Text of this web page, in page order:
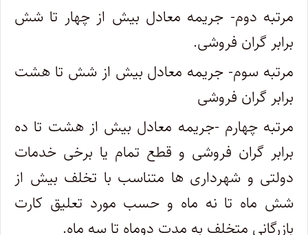
مرتبه دوم- جریمه معادل بیش از چهار تا شش
برابر گران فروشی.
مرتبه سوم- جریمه معادل بیش از شش تا هشت
برابر گران فروشی
مرتبه چهارم -جریمه معادل بیش از هشت تا ده
برابر گران فروشی و قطع تمام یا برخی خدمات
دولتی و شهرداری ها متناسب با تخلف بیش از
شش ماه تا نه ماه و حسب مورد تعلیق کارت
بازرگانی متخلف به مدت دوماه تا سه ماه.